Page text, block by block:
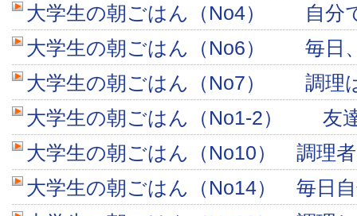
大学生の朝ごはん（No4） 自分
大学生の朝ごはん（No6） 毎日
大学生の朝ごはん（No7） 調理
大学生の朝ごはん（No1-2） 友
大学生の朝ごはん（No10） 調理
大学生の朝ごはん（No14） 毎日